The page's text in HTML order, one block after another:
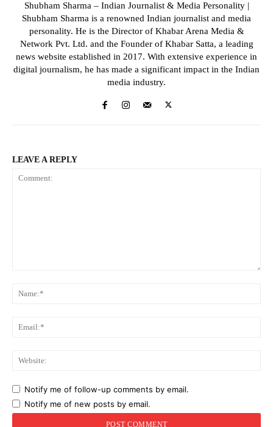
Shubham Sharma – Indian Journalist & Media Personality |
Shubham Sharma is a renowned Indian journalist and media
personality. He is the Director of Khabar Arena Media &
Network Pvt. Ltd. and the Founder of Khabar Satta, a leading
news website established in 2017. With extensive experience in
digital journalism, he has made a significant impact in the Indian
media industry.
LEAVE A REPLY
Notify me of follow-up comments by email.
Notify me of new posts by email.